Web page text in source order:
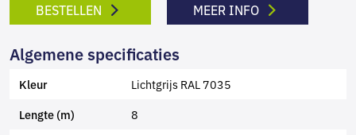
BESTELLEN MEER INFO
Algemene specificaties
Kleur Lichtgrijs RAL 7035
Lengte (m) 8